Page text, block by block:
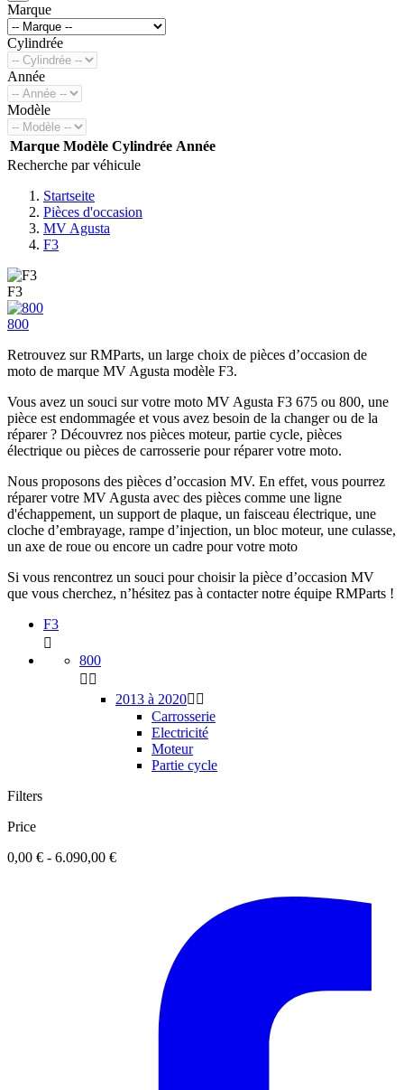
Marque
Cylindrée
Année
Modèle
Marque Modèle Cylindrée Année
Recherche par véhicule
Startseite
Pièces d'occasion
MV Agusta
F3
F3
800
Retrouvez sur RMParts, un large choix de pièces d’occasion de
moto de marque MV Agusta modèle F3.
Vous avez un souci sur votre moto MV Agusta F3 675 ou 800, une
pièce est endommagée et vous avez besoin de la changer ou de la
réparer ? Découvrez nos pièces moteur, partie cycle, pièces
électrique ou pièces de carrosserie pour réparer votre moto.
Nous proposons des pièces d’occasion MV. En effet, vous pourrez
réparer votre MV Agusta avec des pièces comme une ligne
d'échappement, un support de plaque, un faisceau électrique, une
cloche d’embrayage, rampe d’injection, un bloc moteur, une culasse,
un axe de roue ou encore un cadre pour votre moto
Si vous rencontrez un souci pour choisir la pièce d’occasion MV
que vous cherchez, n’hésitez pas à contacter notre équipe RMParts !
F3

800
 
2013 à 2020 
Carrosserie
Electricité
Moteur
Partie cycle
Filters
Price
0,00 € - 6.090,00 €